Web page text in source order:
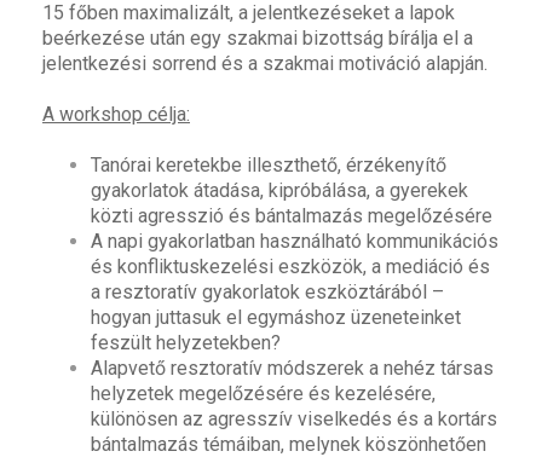
15 főben maximalizált, a jelentkezéseket a lapok
beérkezése után egy szakmai bizottság bírálja el a
jelentkezési sorrend és a szakmai motiváció alapján.
A workshop célja:
Tanórai keretekbe illeszthető, érzékenyítő
gyakorlatok átadása, kipróbálása, a gyerekek
közti agresszió és bántalmazás megelőzésére
A napi gyakorlatban használható kommunikációs
és konfliktuskezelési eszközök, a mediáció és
a resztoratív gyakorlatok eszköztárából –
hogyan juttasuk el egymáshoz üzeneteinket
feszült helyzetekben?
Alapvető resztoratív módszerek a nehéz társas
helyzetek megelőzésére és kezelésére,
különösen az agresszív viselkedés és a kortárs
bántalmazás témáiban, melynek köszönhetően